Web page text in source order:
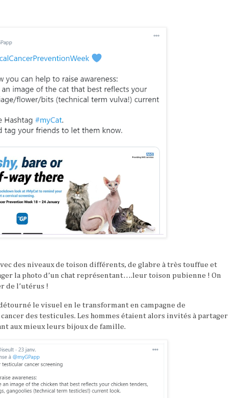
des niveaux de toison différents, de glabre à très touffue et
la photo d’un chat représentant….leur toison pubienne ! On
de l’utérus !
le visuel en le transformant en campagne de
des testicules. Les hommes étaient alors invités à partager
aux mieux leurs bijoux de famille.